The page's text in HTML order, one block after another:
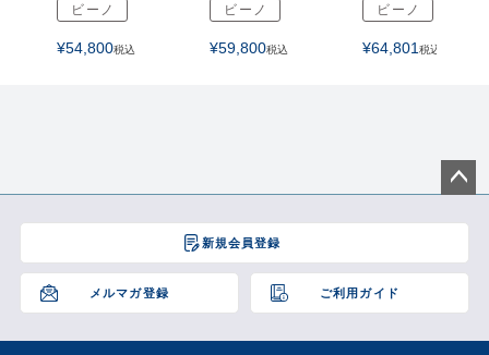
ビーノ
¥54,800税込
ビーノ
¥59,800税込
ビーノ
¥64,801 税込
新規会員登録
メルマガ登録 ご利用ガイド
ジト
へ